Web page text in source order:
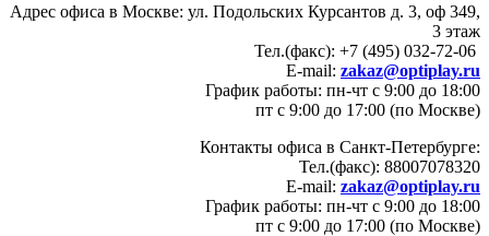
Адрес офиса в Москве: ул. Подольских Курсантов д. 3, оф 349,
3 этаж
Тел.(факс): +7 (495) 032-72-06
E-mail: zakaz@optiplay.ru
График работы: пн-чт с 9:00 до 18:00
пт с 9:00 до 17:00 (по Москве)
Контакты офиса в Санкт-Петербурге:
Тел.(факс): 88007078320
E-mail: zakaz@optiplay.ru
График работы: пн-чт с 9:00 до 18:00
пт с 9:00 до 17:00 (по Москве)